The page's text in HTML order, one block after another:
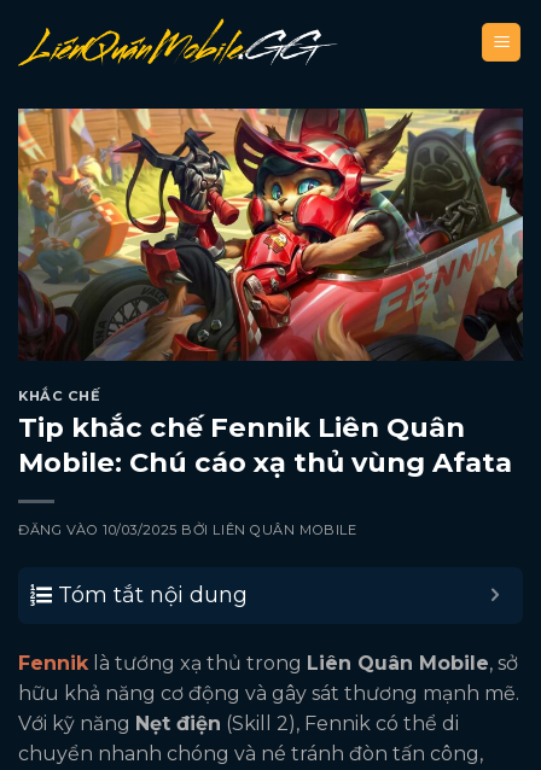
qua
nội
dung
KHẮC CHẾ
Tip khắc chế Fennik Liên Quân
Mobile: Chú cáo xạ thủ vùng Afata
ĐĂNG VÀO10/03/2025 BỞI LIÊN QUÂN MOBILE
Tóm tắt nội dung
Fennik là tướng xạ thủ trong Liên Quân Mobile, sở
hữu khả năng cơ động và gây sát thương mạnh mẽ.
Với kỹ năng Nẹt điện (Skill 2), Fennik có thể di
chuyển nhanh chóng và né tránh đòn tấn công,